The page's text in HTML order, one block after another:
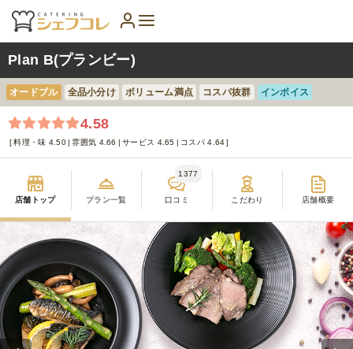
Plan B(プランビー)
オードブル 全品小分け ボリューム満点 コスパ抜群 インボイス
4.58
料理・味 4.50 雰囲気 4.66 サービス 4.65 コスパ 4.64
店舗トップ プラン一覧 口コミ
1377
こだわり 店舗概要